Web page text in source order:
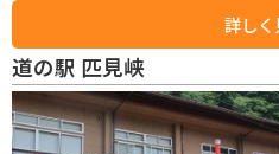
す。濃厚なミルクの風味と、フルーツ
バイクで訪れる際は、道の駅の駐車場
す。また、周辺には、ワインディング
め、ツーリングの休憩場所としても最適
しめます。特に、邑南町産のそば粉を使
イクで訪れる場合、道の駅 本庄は広々
辺には、雄大な自然の中を走る気持ち
あります。ツーリングの休憩場所として
の駅 本庄から車で約30分の場所には、
ます。ここでは、古代の出雲文化に触
詳しく
道の駅 匹見峡